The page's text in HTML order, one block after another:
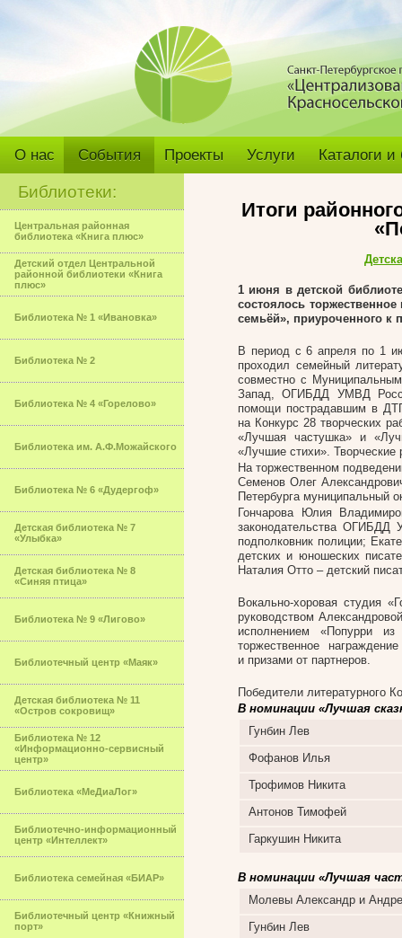
О нас События Проекты Услуги Каталоги
Библиотеки:
Центральная районная
библиотека «Книга плюс»
Детский отдел Центральной
районной библиотеки «Книга
плюс»
Библиотека № 1 «Ивановка»
Библиотека № 2
Библиотека № 4 «Горелово»
Библиотека им. А.Ф.Можайского
Библиотека № 6 «Дудергоф»
Детская библиотека № 7
«Улыбка»
Детская библиотека № 8
«Синяя птица»
Библиотека № 9 «Лигово»
Библиотечный центр «Маяк»
Детская библиотека № 11
«Остров сокровищ»
Библиотека № 12
«Информационно-сервисный
центр»
Библиотека «МеДиаЛог»
Библиотечно-информационный
центр «Интеллект»
Библиотека семейная «БИАР»
Библиотечный центр «Книжный
порт»
Итоги
1 июня в детской
состоялось
семьёй», приуроченного к
В период с 6 апреля по 1
проходил семейный
совместно с
Запад, ОГИБДД УМВД
помощи пострадавшим в
на Конкурс 28 творческих
«Лучшая частушка» и
«Лучшие стихи».
На торжественном
Семенов Олег
Петербурга муниципальный
Гончарова Юлия
законодательства ОГИБДД
подполковник полиции;
детских и юношеских
Наталия Отто – детский
Вокально-хоровая студия
руководством
исполнением «Попурри
торжественное
и призами от партнеров.
Победители литературного
В номинации «Лучшая
Гунбин Лев
Фофанов Илья
Трофимов Никита
Антонов Тимофей
Гаркушин Никита
В номинации «Лучшая
Молевы Александр и
Гунбин Лев